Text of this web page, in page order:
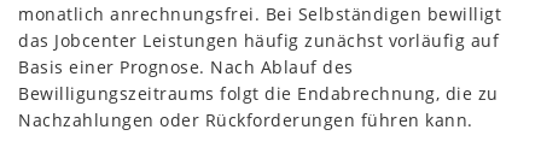
monatlich anrechnungsfrei. Bei Selbständigen bewilligt
das Jobcenter Leistungen häufig zunächst vorläufig auf
Basis einer Prognose. Nach Ablauf des
Bewilligungszeitraums folgt die Endabrechnung, die zu
Nachzahlungen oder Rückforderungen führen kann.